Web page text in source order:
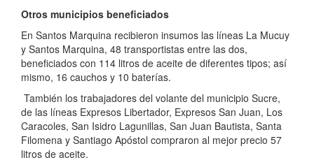
Otros municipios beneficiados
En Santos Marquina recibieron insumos las líneas La Mucuy
y Santos Marquina, 48 transportistas entre las dos,
beneficiados con 114 litros de aceite de diferentes tipos; así
mismo, 16 cauchos y 10 baterías.
También los trabajadores del volante del municipio Sucre,
de las líneas Expresos Libertador, Expresos San Juan, Los
Caracoles, San Isidro Lagunillas, San Juan Bautista, Santa
Filomena y Santiago Apóstol compraron al mejor precio 57
litros de aceite.